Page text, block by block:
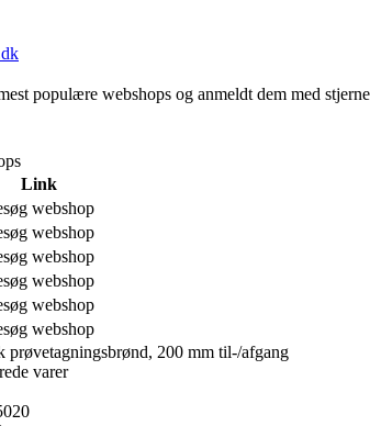
populære webshops og anmeldt dem med
Link
webshop
webshop
webshop
webshop
webshop
webshop
prøvetagningsbrønd, 200 mm til-/afgang
varer